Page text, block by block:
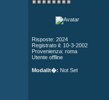
Risposte: 2024
Registrato il: 10-3-2002
Provenienza: roma
Utente offline
Modalit�: Not Set